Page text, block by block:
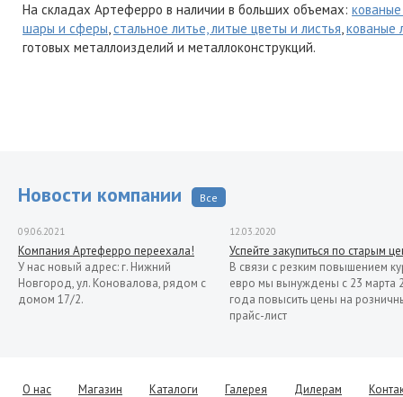
На складах Артеферро в наличии в больших объемах:
шары и сферы,стальное литье, литые цветы и листья,кованые
готовых металлоизделий и металлоконструкций.
Новости компании Все
09.06.2021
Компания Артеферро переехала!
У нас новый адрес: г. Нижний
Новгород, ул. Коновалова, рядом с
домом 17/2.
12.03.2020
Успейте закупиться по старым
В связи с резким повышением
евро мы вынуждены с 23 марта
года повысить цены на
прайс-лист
Уважаемые клиенты! Представляем
О нас Магазин Каталоги Галерея Дилерам